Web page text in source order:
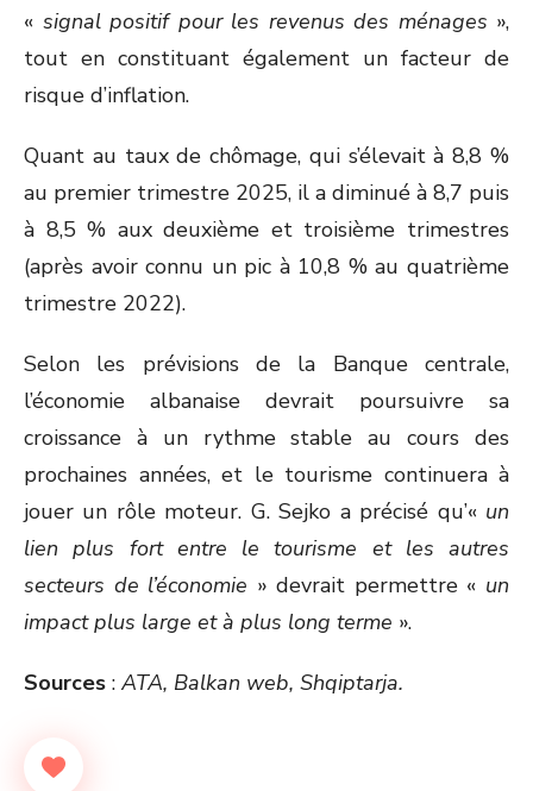
« signal positif pour les revenus des ménages »,
tout en constituant également un facteur de
risque d’inflation.
Quant au taux de chômage, qui s’élevait à 8,8 %
au premier trimestre 2025, il a diminué à 8,7 puis
à 8,5 % aux deuxième et troisième trimestres
(après avoir connu un pic à 10,8 % au quatrième
trimestre 2022).
Selon les prévisions de la Banque centrale,
l’économie albanaise devrait poursuivre sa
croissance à un rythme stable au cours des
prochaines années, et le tourisme continuera à
jouer un rôle moteur. G. Sejko a précisé qu’« un
lien plus fort entre le tourisme et les autres
secteurs de l’économie » devrait permettre « un
impact plus large et à plus long terme ».
Sources : ATA, Balkan web, Shqiptarja.